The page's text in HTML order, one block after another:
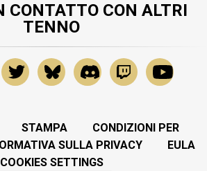
CONTATTO CON ALTRI
TENNO
STAMPA
CONDIZIONI PER
SULLA PRIVACY
EULA
COOKIES SETTINGS